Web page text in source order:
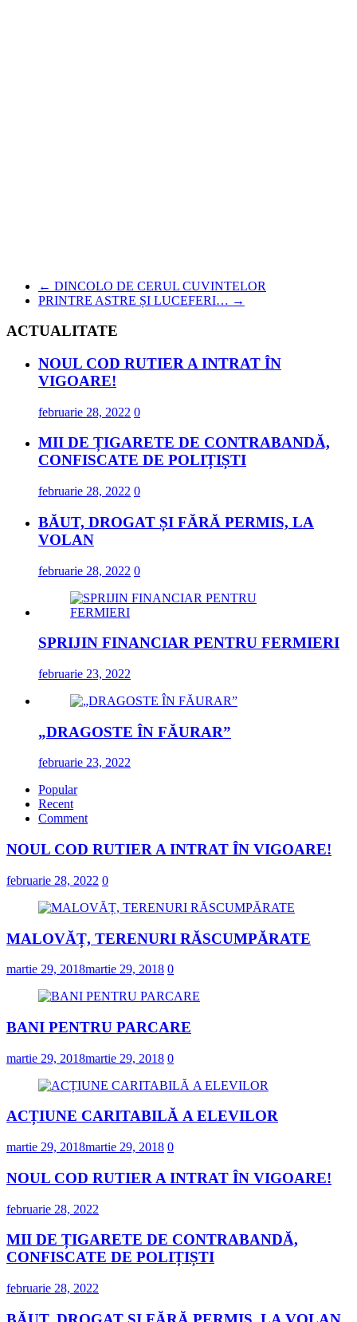
← DINCOLO DE CERUL CUVINTELOR
PRINTRE ASTRE ȘI LUCEFERI… →
ACTUALITATE
NOUL COD RUTIER A INTRAT ÎN
VIGOARE!
februarie 28, 2022 0
MII DE ȚIGARETE DE CONTRABANDĂ,
CONFISCATE DE POLIȚIȘTI
februarie 28, 2022 0
BĂUT, DROGAT ȘI FĂRĂ PERMIS, LA
VOLAN
februarie 28, 2022 0
SPRIJIN FINANCIAR PENTRU FERMIERI
februarie 23, 2022
„DRAGOSTE ÎN FĂURAR”
februarie 23, 2022
Popular
Recent
Comment
NOUL COD RUTIER A INTRAT ÎN VIGOARE!
februarie 28, 2022 0
MALOVĂȚ, TERENURI RĂSCUMPĂRATE
martie 29, 2018martie 29, 2018 0
BANI PENTRU PARCARE
martie 29, 2018martie 29, 2018 0
ACȚIUNE CARITABILĂ A ELEVILOR
martie 29, 2018martie 29, 2018 0
NOUL COD RUTIER A INTRAT ÎN VIGOARE!
februarie 28, 2022
MII DE ȚIGARETE DE CONTRABANDĂ,
CONFISCATE DE POLIȚIȘTI
februarie 28, 2022